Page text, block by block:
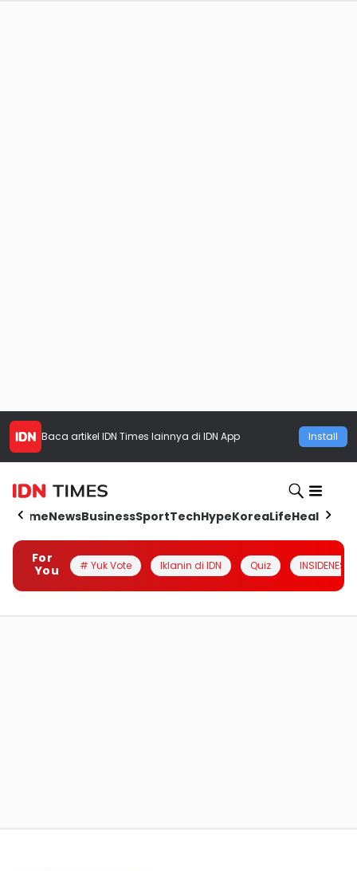
Baca artikel IDN Times lainnya di IDN App Install
HomeNewsBusinessSportTechHypeKoreaLifeHealth
For
You
# Yuk Vote Iklanin di IDN Quiz INSIDENESIA